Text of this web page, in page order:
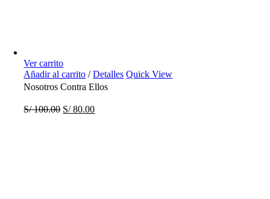
Ver carrito
Añadir al carrito / Detalles Quick View
Nosotros Contra Ellos
S/100.00 S/80.00